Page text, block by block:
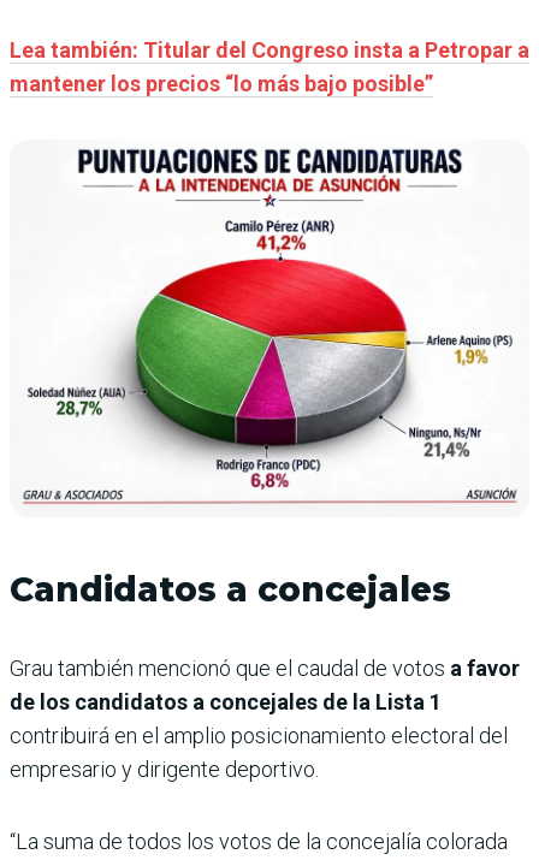
Lea también: Titular del Congreso insta a Petropar a
mantener los precios “lo más bajo posible”
Candidatos a concejales
Grau también mencionó que el caudal de votos a favor
de los candidatos a concejales de la Lista 1
contribuirá en el amplio posicionamiento electoral del
empresario y dirigente deportivo.
“La suma de todos los votos de la concejalía colorada